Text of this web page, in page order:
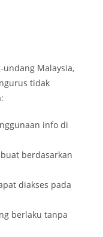
Malaysia,
tidak
info di
berdasarkan
diakses pada
berlaku tanpa